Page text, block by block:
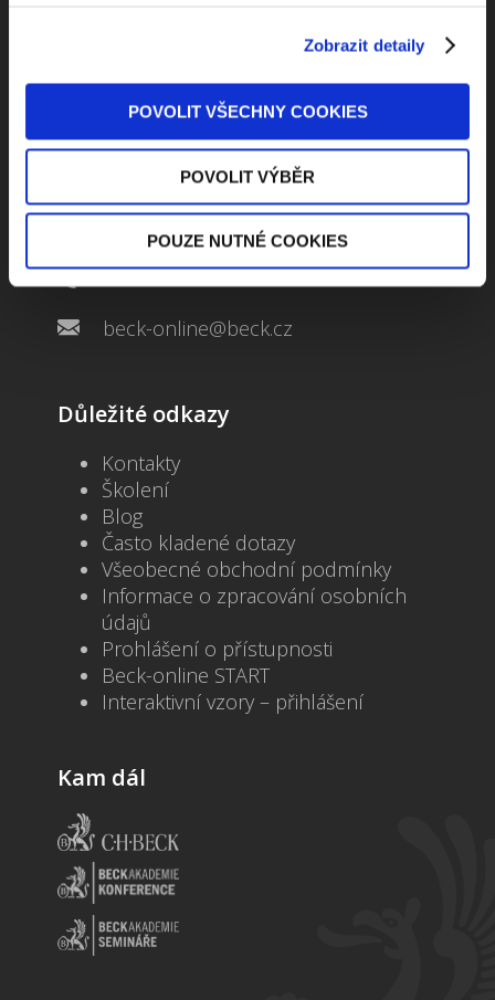
Zobrazit detaily
POVOLIT VŠECHNY COOKIES
POVOLIT VÝBĚR
POUZE NUTNÉ COOKIES
Kontaktuje nás
Jungmannova 34, 110 00 Praha
+420 733 661 882
beck-online@beck.cz
Důležité odkazy
Kontakty
Školení
Blog
Často kladené dotazy
Všeobecné obchodní podmínky
Informace o zpracování osobních
údajů
Prohlášení o přístupnosti
Beck-online START
Interaktivní vzory – přihlášení
Kam dál